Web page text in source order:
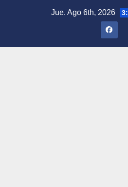
Jue. Ago 6th, 2026